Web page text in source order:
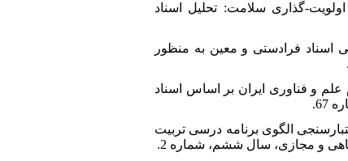
"ارزش‌های اجتماعی در اولویت-گذاری سلامت: تحلیل اسناد
کوروش و کیذوری، امیرحسین(1388)، "تحلیل محتوایی اسناد فرادستی و معین به منظور
ایرانی نظام علم و فناوری ایران بر اساس اسناد
محمد و علی عسگری، مجید (1397)، "طراحی و اعتبارسنجی الگوی برنامه درسی تربیت
و مجازی، سال ششم، شماره 2.